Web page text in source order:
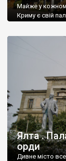
Майже у
Криму є свій
Ялта .
орди
Дивне місто